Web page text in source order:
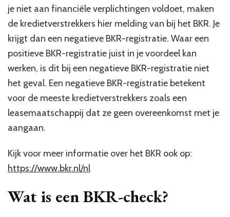
je niet aan financiële verplichtingen voldoet, maken
de kredietverstrekkers hier melding van bij het BKR. Je
krijgt dan een negatieve BKR-registratie. Waar een
positieve BKR-registratie juist in je voordeel kan
werken, is dit bij een negatieve BKR-registratie niet
het geval. Een negatieve BKR-registratie betekent
voor de meeste kredietverstrekkers zoals een
leasemaatschappij dat ze geen overeenkomst met je
aangaan.
Kijk voor meer informatie over het BKR ook op:
https://www.bkr.nl/nl
Wat is een BKR-check?